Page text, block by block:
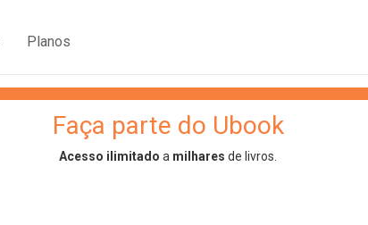
Planos
Faça parte do Ubook
Acesso ilimitado a milhares de livros.